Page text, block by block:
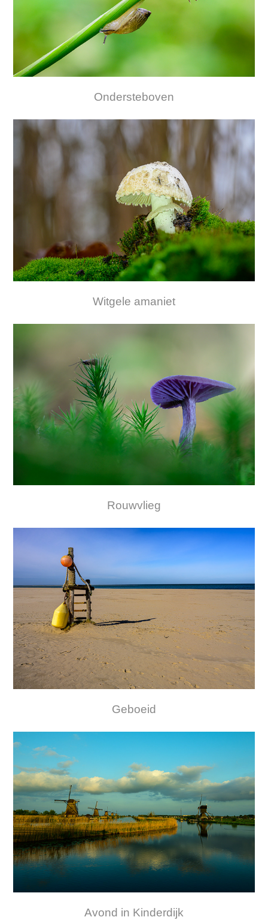
Ondersteboven
Witgele amaniet
Rouwvlieg
Geboeid
Avond in Kinderdijk